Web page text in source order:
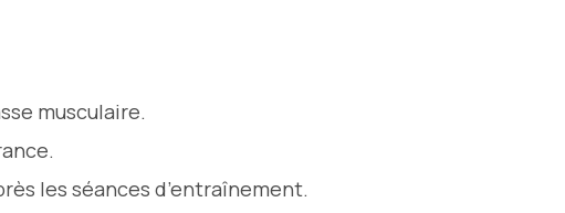
musculaire.
les séances d’entraînement.